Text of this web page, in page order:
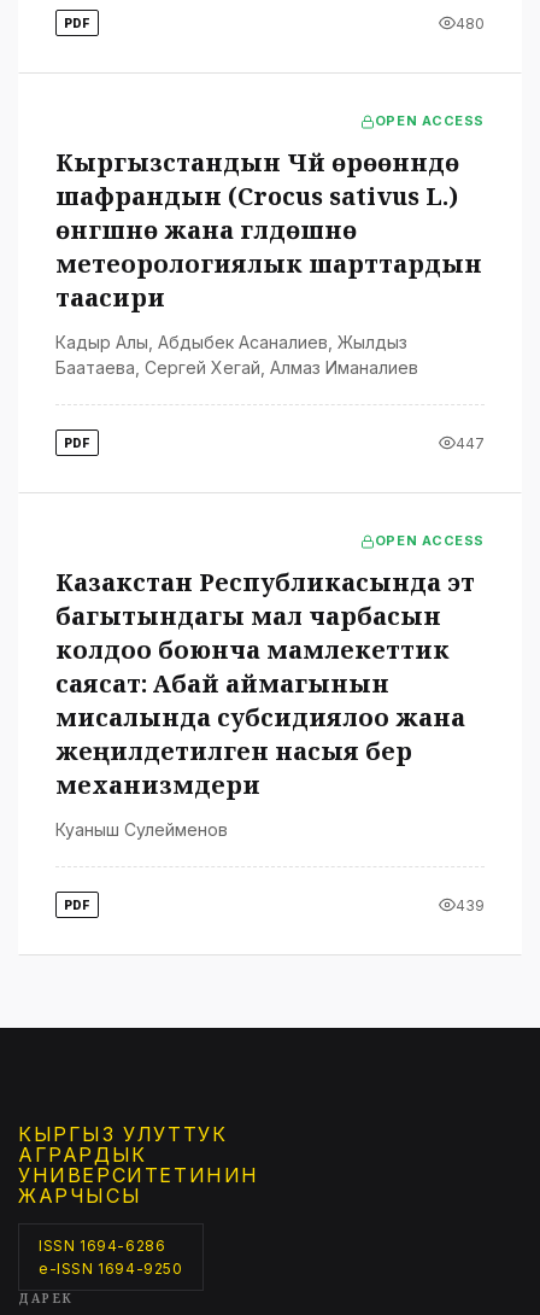
PDF 480
OPEN ACCESS
Кыргызстандын Чүй өрөөнүндө
шафрандын (Crocus sativus L.)
өнүгүшүнө жана гүлдөшүнө
метеорологиялык шарттардын
таасири
Кадыр Алы Абдыбек Асаналиев Жылдыз
Баатаева Сергей Хегай Алмаз Иманалиев
PDF 447
OPEN ACCESS
Казакстан Республикасында эт
багытындагы мал чарбасын
колдоо боюнча мамлекеттик
саясат: Абай аймагынын
мисалында субсидиялоо жана
жеңилдетилген насыя берүү
механизмдери
Куаныш Сулейменов
PDF 439
КЫРГЫЗ УЛУТТУК
АГРАРДЫК
УНИВЕРСИТЕТИНИН
ЖАРЧЫСЫ
ISSN 1694-6286
e-ISSN 1694-9250
ДАРЕК